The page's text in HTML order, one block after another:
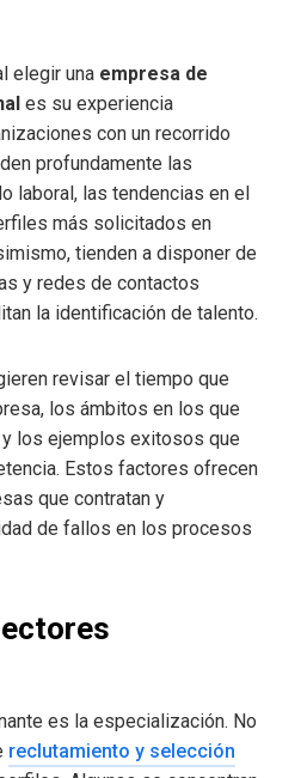
elegir una empresa de
es su experiencia
con un recorrido
profundamente las
laboral, las tendencias en el
más solicitados en
tienden a disponer de
y redes de contactos
la identificación de talento.
revisar el tiempo que
los ámbitos en los que
los ejemplos exitosos que
Estos factores ofrecen
que contratan y
de fallos en los procesos
es la especialización. No
reclutamiento y selección